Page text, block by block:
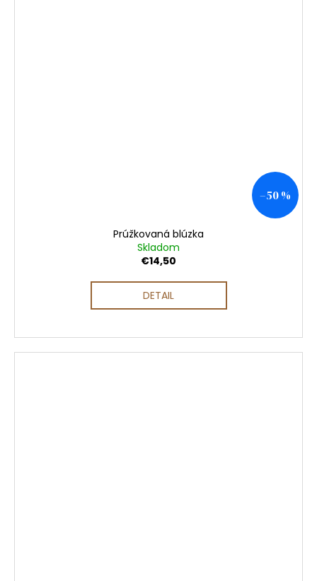
–50 %
Prúžkovaná blúzka
Skladom
€14,50
DETAIL